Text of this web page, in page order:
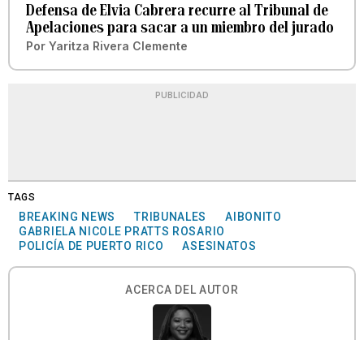
Defensa de Elvia Cabrera recurre al Tribunal de
Apelaciones para sacar a un miembro del jurado
Por Yaritza Rivera Clemente
PUBLICIDAD
TAGS
BREAKING NEWS TRIBUNALES
AIBONITO
GABRIELA NICOLE PRATTS ROSARIO
POLICÍA DE PUERTO RICO
ASESINATOS
ACERCA DEL AUTOR